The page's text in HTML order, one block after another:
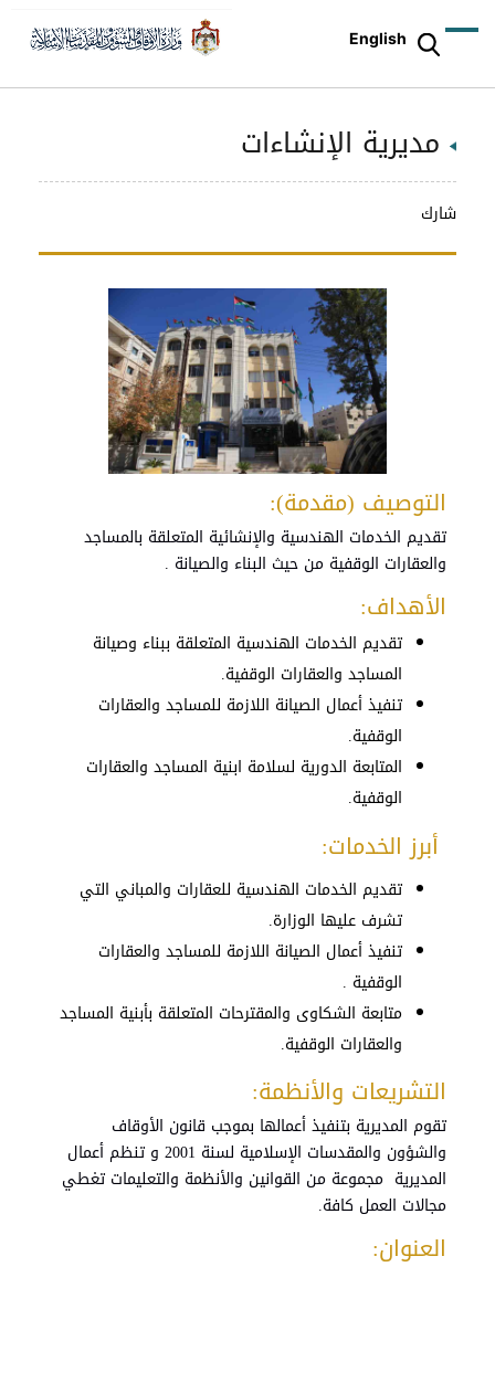
English
مديرية الإنشاءات
شارك
التوصيف (مقدمة):
تقديم الخدمات الهندسية والإنشائية المتعلقة بالمساجد
والعقارات الوقفية من حيث البناء والصيانة .
الأهداف:
تقديم الخدمات الهندسية المتعلقة ببناء وصيانة
المساجد والعقارات الوقفية.
تنفيذ أعمال الصيانة اللازمة للمساجد والعقارات
الوقفية.
المتابعة الدورية لسلامة ابنية المساجد والعقارات
الوقفية.
أبرز الخدمات:
تقديم الخدمات الهندسية للعقارات والمباني التي
تشرف عليها الوزارة.
تنفيذأعمال الصيانة اللازمة للمساجد والعقارات
الوقفية .
متابعة الشكاوى والمقترحات المتعلقة بأبنية المساجد
والعقارات الوقفية.
التشريعات والأنظمة:
تقوم المديرية بتنفيذ أعمالها بموجب قانون الأوقاف
والشؤون والمقدسات الإسلامية لسنة 2001 و تنظم أعمال
المديرية مجموعة من القوانين والأنظمة والتعليمات تغطي
مجالات العمل كافة.
العنوان: